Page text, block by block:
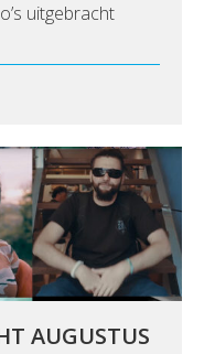
uitgebracht
AUGUSTUS